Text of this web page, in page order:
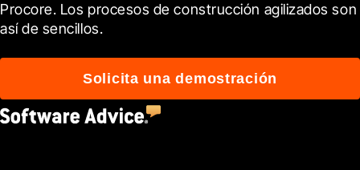
Procore. Los procesos de construcción agilizados son
así de sencillos.
Solicita una demostración